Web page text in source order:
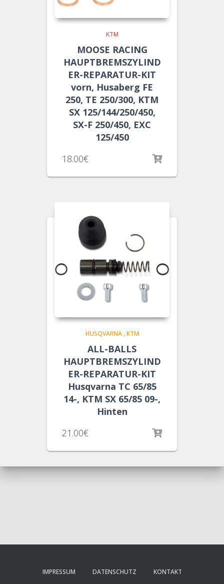
KTM
MOOSE RACING
HAUPTBREMSZYLIND
ER-REPARATUR-KIT
vorn, Husaberg FE
250, TE 250/300, KTM
SX 125/144/250/450,
SX-F 250/450, EXC
125/450
18.00€
HUSQVARNA, KTM
ALL-BALLS
HAUPTBREMSZYLIND
ER-REPARATUR-KIT
Husqvarna TC 65/85
14-, KTM SX 65/85 09-,
Hinten
21.00€
IMPRESSUM DATENSCHUTZ KONTAKT